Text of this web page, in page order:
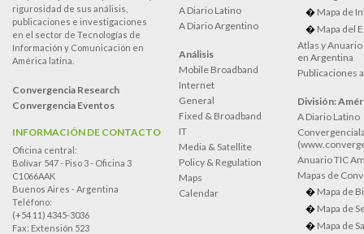
rigurosidad de sus análisis,
publicaciones e investigaciones
en el sector de Tecnologías de
Información y Comunicación en
América latina.
Convergencia Research
Convergencia Eventos
INFORMACIÓN DE CONTACTO
Oficina central:
Bolívar 547 - Piso 3 - Oficina 3
C1066AAK
Buenos Aires - Argentina
Teléfono:
(+54 11) 4345-3036
Fax: Extensión 523
A Diario Latino
A Diario Argentino
Análisis
Mobile Broadband
Internet
General
Fixed & Broadband
IT
Media & Satellite
Policy & Regulation
Maps
Calendar
Mapa de
Mapa del
Atlas y
en Argentina
Publicaciones
División:
A Diario Latino
Anuario TIC
Mapas de
Mapa de
Mapa de
Mapa de